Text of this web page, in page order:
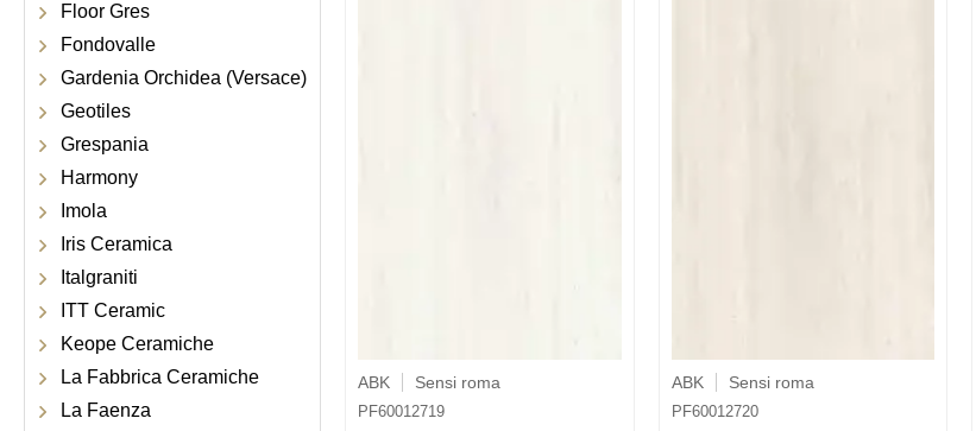
Floor Gres
Fondovalle
Gardenia Orchidea (Versace)
Geotiles
Grespania
Harmony
Imola
Iris Ceramica
Italgraniti
ITT Ceramic
Keope Ceramiche
La Fabbrica Ceramiche
La Faenza
ABK Sensi roma
PF60012719
ABK Sensi roma
PF60012720